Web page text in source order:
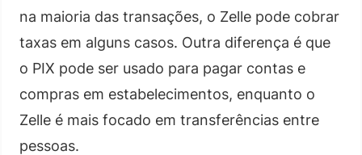
na maioria das transações, o Zelle pode cobrar
taxas em alguns casos. Outra diferença é que
o PIX pode ser usado para pagar contas e
compras em estabelecimentos, enquanto o
Zelle é mais focado em transferências entre
pessoas.